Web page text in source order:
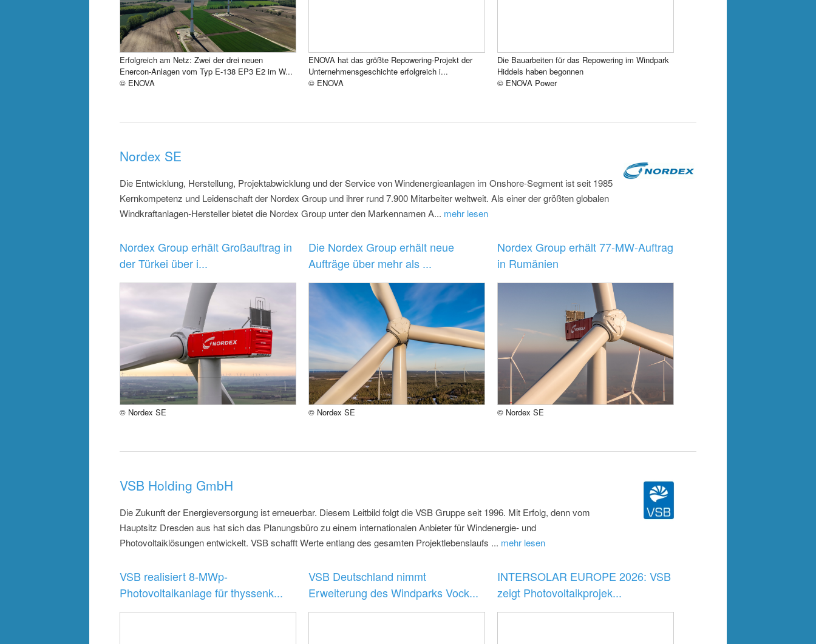
Erfolgreich am Netz: Zwei der drei neuen
Enercon-Anlagen vom Typ E-138 EP3 E2 im W...
© ENOVA
ENOVA hat das größte Repowering-Projekt der
Unternehmensgeschichte erfolgreich i...
© ENOVA
Die Bauarbeiten für das Repowering im Windpark
Hiddels haben begonnen
© ENOVA Power
Nordex SE
Die Entwicklung, Herstellung, Projektabwicklung und der Service von Windenergieanlagen im Onshore-Segment ist seit 1985
Kernkompetenz und Leidenschaft der Nordex Group und ihrer rund 7.900 Mitarbeiter weltweit. Als einer der größten globalen
Windkraftanlagen-Hersteller bietet die Nordex Group unter den Markennamen A... mehr lesen
Nordex Group erhält Großauftrag in
der Türkei über i...
© Nordex SE
Die Nordex Group erhält neue
Aufträge über mehr als ...
© Nordex SE
Nordex Group erhält 77-MW-Auftrag
in Rumänien
© Nordex SE
VSB Holding GmbH
Die Zukunft der Energieversorgung ist erneuerbar. Diesem Leitbild folgt die VSB Gruppe seit 1996. Mit Erfolg, denn vom
Hauptsitz Dresden aus hat sich das Planungsbüro zu einem internationalen Anbieter für Windenergie- und
Photovoltaiklösungen entwickelt. VSB schafft Werte entlang des gesamten Projektlebenslaufs ... mehr lesen
VSB realisiert 8-MWp-
Photovoltaikanlage für thyssenk...
VSB Deutschland nimmt
Erweiterung des Windparks Vock...
INTERSOLAR EUROPE 2026: VSB
zeigt Photovoltaikprojek...